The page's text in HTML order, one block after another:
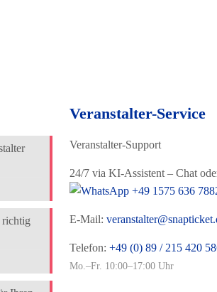
Veranstalter-Service
Veranstalter-Support
24/7 via KI-Assistent – Chat
+49 1575 636
E-Mail:
Telefon: +49 (0) 89 / 215 420
Mo.–Fr. 10:00–17:00 Uhr